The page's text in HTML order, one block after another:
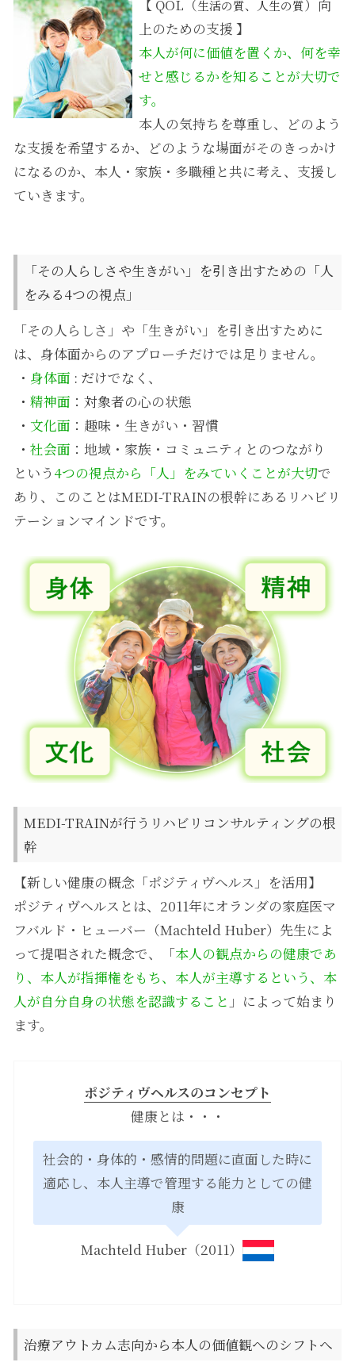
【 QOL（生活の質、人生の質）向
上のための支援 】
本人が何に価値を置くか、何を幸
せと感じるかを知ることが大切で
す。
本人の気持ちを尊重し、どのよう
な支援を希望するか、どのような場面がそのきっかけ
になるのか、本人・家族・多職種と共に考え、支援し
ていきます。
「その人らしさや生きがい」を引き出すための「人
をみる4つの視点」
「その人らしさ」や「生きがい」を引き出すために
は、身体面からのアプローチだけでは足りません。
・ 身体面 : だけでなく、
・ 精神面 ：対象者の心の状態
・ 文化面 ： 趣味・生きがい・習慣
・ 社会面 ： 地域・家族・コミュニティとのつながり
という 4つの視点から「人」をみていくことが大切で
あり、このことはMEDI-TRAINの根幹にあるリハビリ
テーションマインドです。
MEDI-TRAINが行うリハビリコンサルティングの根
幹
【新しい健康の概念「ポジティヴヘルス」を活用】
ポジティヴヘルスとは、2011年にオランダの家庭医マ
フバルド・ヒューバー（Machteld Huber）先生によ
って提唱された概念で、「本人の観点からの健康であ
り、本人が指揮権をもち、本人が主導するという、本
人が自分自身の状態を認識すること 」によって始まり
ます。
ポジティヴヘルスのコンセプト
健康とは・・・
社会的・身体的・感情的問題に直面した時に
適応し、本人主導で管理する能力としての健
康
Machteld Huber（2011）
治療アウトカム志向から本人の価値観へのシフトへ